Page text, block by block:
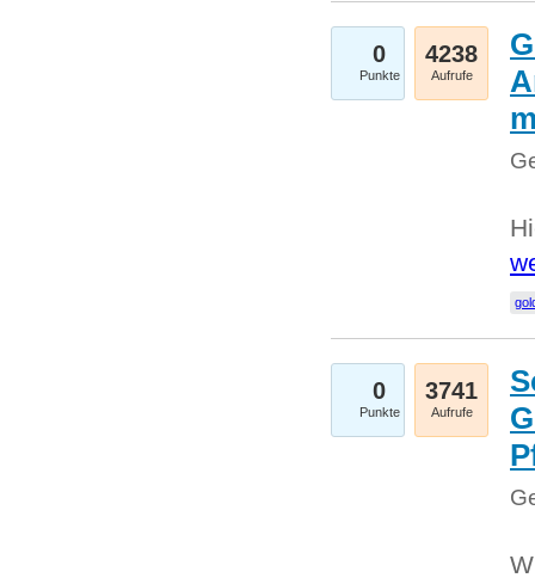
0
Punkte
4238
Aufrufe
0
Punkte
3741
Aufrufe